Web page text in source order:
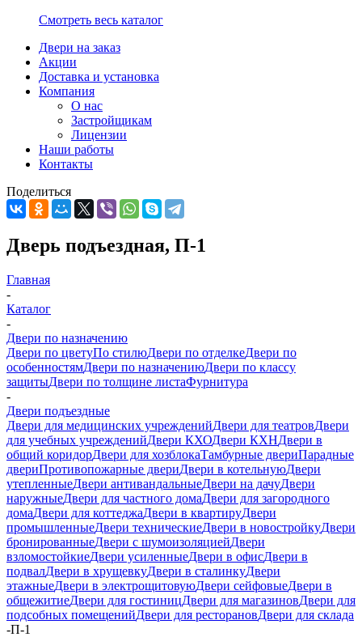
Смотреть весь каталог
Двери на заказ
Акции
Доставка и установка
Компания
О нас
Застройщикам
Лицензии
Наши работы
Контакты
Поделиться
Дверь подъездная, П-1
Главная
-
Каталог
-
Двери по назначению
Двери по цветуПо стилюДвери по отделкеДвери по
особенностямДвери по назначениюДвери по классу
защитыДвери по толщине листаФурнитура
-
Двери подъездные
Двери для медицинских учрежденийДвери для театровДвери
для учебных учрежденийДвери КХОДвери КХНДвери в
общий коридорДвери для хозблокаТамбурные двериПарадные
двериПротивопожарные двериДвери в котельнуюДвери
утепленныеДвери антивандальныеДвери на дачуДвери
наружныеДвери для частного домаДвери для загородного
домаДвери для коттеджаДвери в квартируДвери
промышленныеДвери техническиеДвери в новостройкуДвери
бронированныеДвери с шумоизоляциейДвери
взломостойкиеДвери усиленныеДвери в офисДвери в
подвалДвери в хрущевкуДвери в сталинкуДвери
этажныеДвери в электрощитовуюДвери сейфовыеДвери в
общежитиеДвери для гостиницДвери для магазиновДвери для
подсобных помещенийДвери для ресторановДвери для склада
-П-1